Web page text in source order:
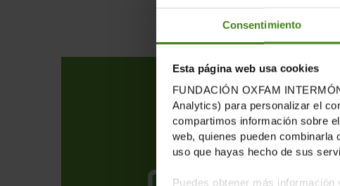
Consentimiento
Esta página web usa cookies
FUNDACIÓN OXFAM
Analytics) para personalizar el
compartimos información sobre
web, quienes pueden combinarla
uso que hayas hecho de sus
Puedes obtener más